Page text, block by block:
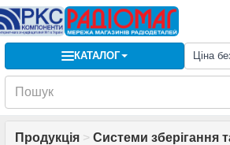
КАТАЛОГ Ціна
Продукція > Системи зберігання